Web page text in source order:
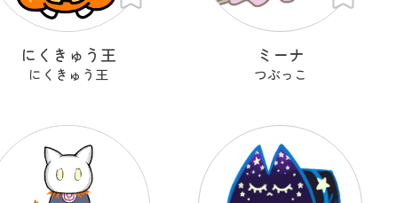
にくきゅう王
にくきゅう王
ミーナ
つぶっこ